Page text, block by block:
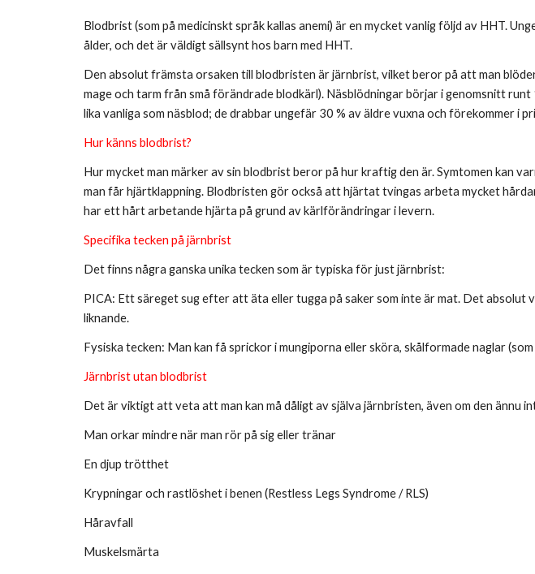
Blodbrist (som på medicinskt språk kallas anemi) är en mycket vanlig följd av HHT.
ålder, och det är väldigt sällsynt hos barn med HHT.
Den absolut främsta orsaken till blodbristen är järnbrist, vilket beror på att man
mage och tarm från små förändrade blodkärl). Näsblödningar börjar i genomsnitt
lika vanliga som näsblod; de drabbar ungefär 30 % av äldre vuxna och förekommer i
Hur känns blodbrist?
Hur mycket man märker av sin blodbrist beror på hur kraftig den är. Symtomen kan
man får hjärtklappning. Blodbristen gör också att hjärtat tvingas arbeta mycket
har ett hårt arbetande hjärta på grund av kärlförändringar i levern.
Specifika tecken på järnbrist
Det finns några ganska unika tecken som är typiska för just järnbrist:
PICA: Ett säreget sug efter att äta eller tugga på saker som inte är mat. Det absolut
liknande.
Fysiska tecken: Man kan få sprickor i mungiporna eller sköra, skålformade naglar
Järnbrist utan blodbrist
Det är viktigt att veta att man kan må dåligt av själva järnbristen, även om den ännu
Man orkar mindre när man rör på sig eller tränar
En djup trötthet
Krypningar och rastlöshet i benen (Restless Legs Syndrome / RLS)
Håravfall
Muskelsmärta